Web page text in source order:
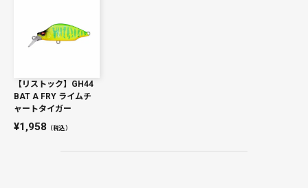
【リストック】GH44
BAT A FRY ライムチ
ャートタイガー
1,958 （税込）